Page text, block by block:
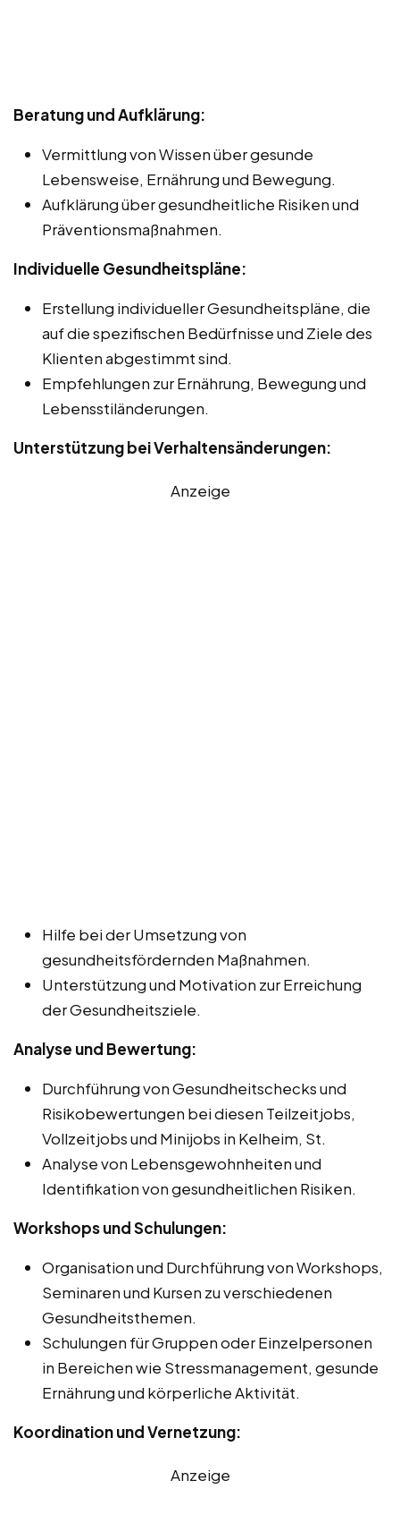
Beratung und Aufklärung:
Vermittlung von Wissen über gesunde
Lebensweise, Ernährung und Bewegung.
Aufklärung über gesundheitliche Risiken und
Präventionsmaßnahmen.
Individuelle Gesundheitspläne:
Erstellung individueller Gesundheitspläne, die
auf die spezifischen Bedürfnisse und Ziele des
Klienten abgestimmt sind.
Empfehlungen zur Ernährung, Bewegung und
Lebensstiländerungen.
Unterstützung bei Verhaltensänderungen:
Anzeige
Hilfe bei der Umsetzung von
gesundheitsfördernden Maßnahmen.
Unterstützung und Motivation zur Erreichung
der Gesundheitsziele.
Analyse und Bewertung:
Durchführung von Gesundheitschecks und
Risikobewertungen bei diesen Teilzeitjobs,
Vollzeitjobs und Minijobs in Kelheim, St.
Analyse von Lebensgewohnheiten und
Identifikation von gesundheitlichen Risiken.
Workshops und Schulungen:
Organisation und Durchführung von Workshops,
Seminaren und Kursen zu verschiedenen
Gesundheitsthemen.
Schulungen für Gruppen oder Einzelpersonen
in Bereichen wie Stressmanagement, gesunde
Ernährung und körperliche Aktivität.
Koordination und Vernetzung:
Anzeige